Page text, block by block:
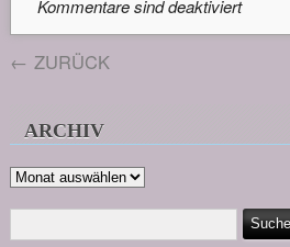
Kommentare sind deaktiviert
← ZURÜCK
ARCHIV
Archiv